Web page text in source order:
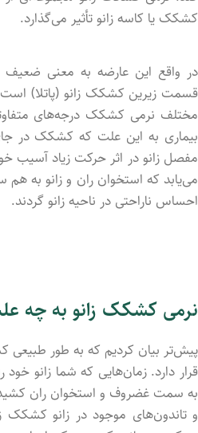
کشکک یا کاسه زانو تأثیر می‌گذارد.
در واقع این عارضه به معنی
قسمت زیرین کشکک زانو (پاتلا)
مختلف نرمی کشکک درجه‌های
بیماری به این علت که کشکک در
مفصل زانو در اثر حرکت زیاد آسیب
می‌یابد که استخوان ران و زانو به هم
احساس ناراحتی در ناحیه زانو گردند.
نرمی کشکک زانو به چه
پیش‌تر بیان کردیم که به طور
قرار دارد. زمان‌هایی که شما زانو
به سمت غضروف و استخوان ران
و تاندون‌های موجود در زانو کشکک